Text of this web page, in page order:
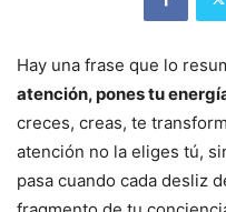
Hay una frase que lo
atención, pones tu
creces, creas, te
atención no la eliges tú,
pasa cuando cada desliz